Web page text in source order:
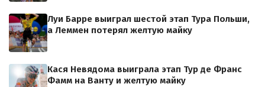
Луи Барре выиграл шестой этап Тура Польши,
а Леммен потерял желтую майку
Кася Невядома выиграла этап Тур де Франс
Фамм на Ванту и желтую майку